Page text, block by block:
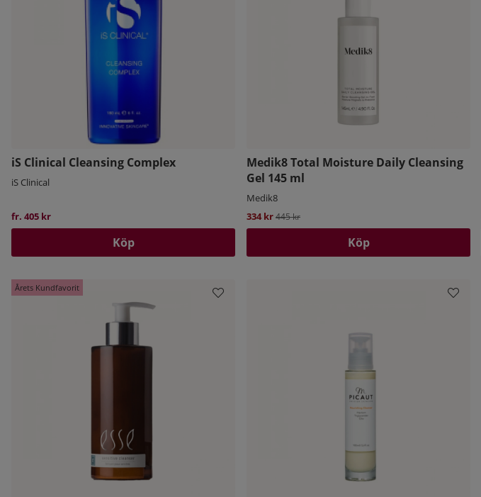
iS Clinical Cleansing Complex
iS Clinical
fr. 405 kr
Köp
Medik8 Total Moisture Daily Cleansing
Gel 145 ml
Medik8
334 krOrdinarie pris:
445 kr
Köp
Årets Kundfavorit